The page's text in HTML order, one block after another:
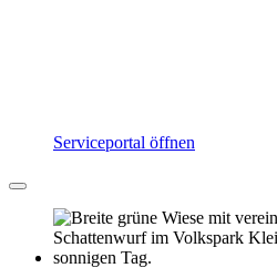
Serviceportal öffnen